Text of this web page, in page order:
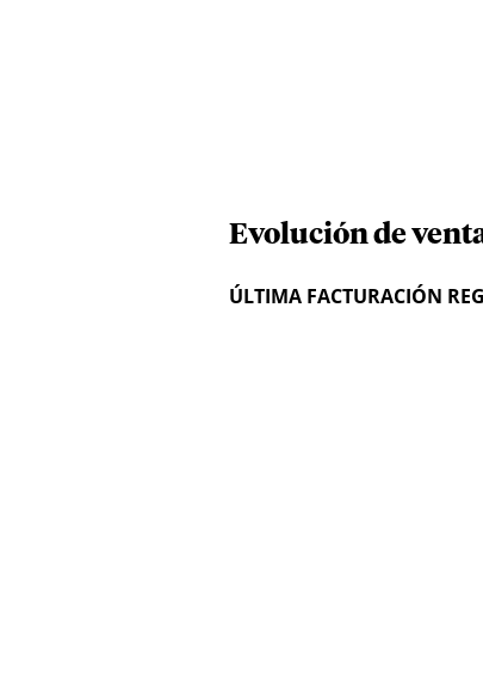
Evolución de
ÚLTIMA FACTURACIÓN